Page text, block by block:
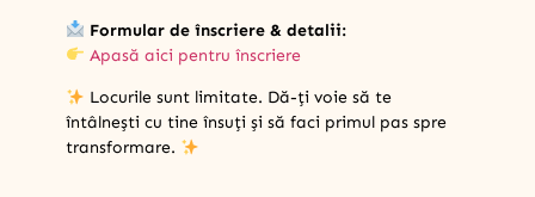
Formular de înscriere & detalii:
Apasă aici pentru înscriere
Locurile sunt limitate. Dă-ți voie să te
întâlnești cu tine însuți și să faci primul pas spre
transformare.